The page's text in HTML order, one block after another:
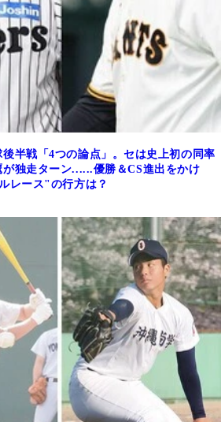
半戦「4つの論点」。セは史上初の同率
独走ターン......優勝＆CS進出をかけ
レース"の行方は？